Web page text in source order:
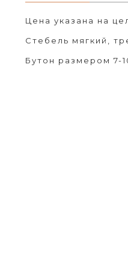
Цена указана на
Стебель мягкий,
Бутон размером 7-